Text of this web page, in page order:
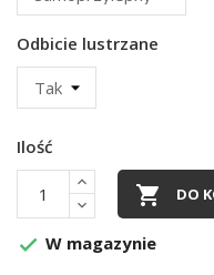
Odbicie lustrzane
Ilość
 DO
 W magazynie